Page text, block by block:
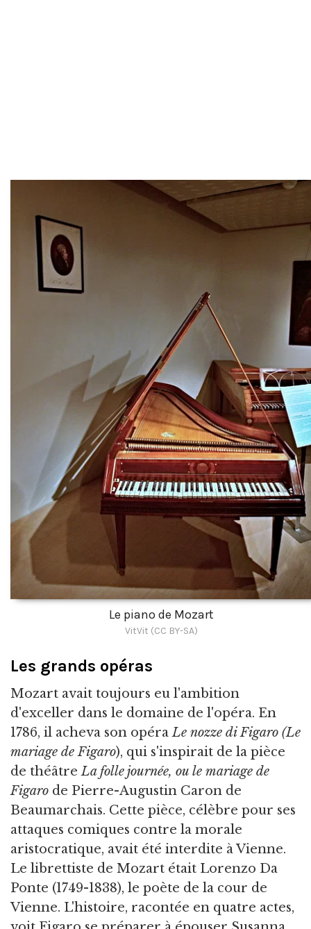
Le piano de Mozart
VitVit (CC BY-SA)
Les grands opéras
Mozart avait toujours eu l'ambition
d'exceller dans le domaine de l'opéra. En
1786, il acheva son opéraLe nozze di Figaro (Le
mariage de Figaro), qui s'inspirait de la pièce
de théâtreLa folle journée, ou le mariage de
Figaro de Pierre-Augustin Caron de
Beaumarchais. Cette pièce, célèbre pour ses
attaques comiques contre la morale
aristocratique, avait été interdite à Vienne.
Le librettiste de Mozart était Lorenzo Da
Ponte (1749-1838), le poète de la cour de
Vienne. L'histoire, racontée en quatre actes,